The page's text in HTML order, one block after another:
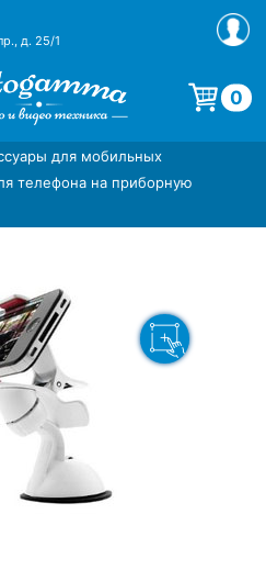
д. 25/1
магазин фототехники
в СПб
фотоаксессуаров foto-
0
Корзина пуста.
для мобильных
телефона на приборную